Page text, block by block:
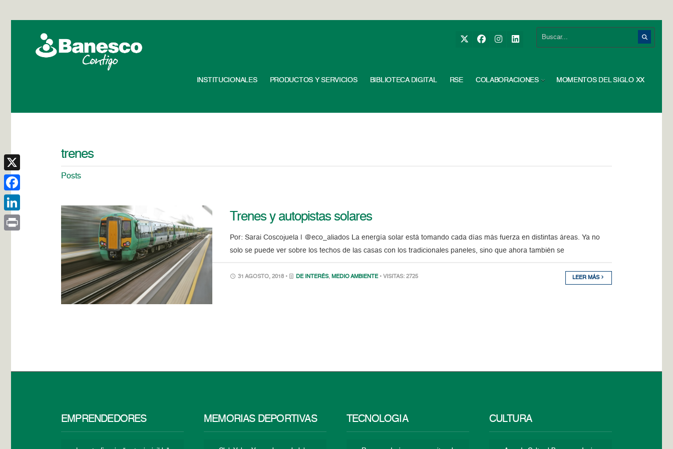
INSTITUCIONALES PRODUCTOS Y SERVICIOS BIBLIOTECA DIGITAL RSE COLABORACIONES MOMENTOS DEL SIGLO XX
trenes
Posts
Trenes y autopistas solares
Por: Sarai Coscojuela | @eco_aliados La energía solar está tomando cada días más fuerza en distintas áreas. Ya no
solo se puede ver sobre los techos de las casas con los tradicionales paneles, sino que ahora también se
31 AGOSTO, 2018 • DE INTERÉS, MEDIO AMBIENTE • VISITAS: 2725 LEER MÁS
EMPRENDEDORES MEMORIAS DEPORTIVAS TECNOLOGÍA CULTURA
X
Facebook
LinkedIn